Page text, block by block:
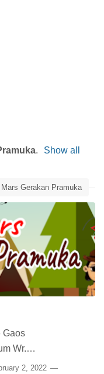
.
Show all
Mars Gerakan Pramuka
Gaos
Wr.…
2, 2022